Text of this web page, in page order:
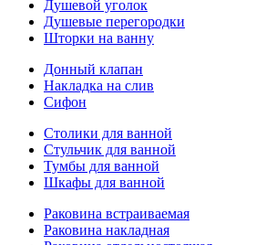
Душевой уголок
Душевые перегородки
Шторки на ванну
Донный клапан
Накладка на слив
Сифон
Столики для ванной
Стульчик для ванной
Тумбы для ванной
Шкафы для ванной
Раковина встраиваемая
Раковина накладная